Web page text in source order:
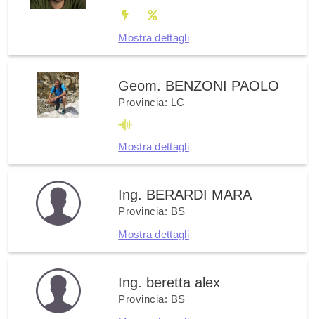
Mostra dettagli
Geom. BENZONI PAOLO
Provincia: LC
Mostra dettagli
Ing. BERARDI MARA
Provincia: BS
Mostra dettagli
Ing. beretta alex
Provincia: BS